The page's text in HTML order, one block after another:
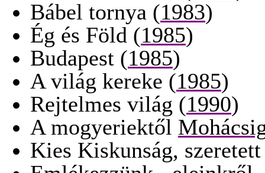
Bábel tornya (1983)
Ég és Föld (1985)
Budapest (1985)
A világ kereke (1985)
Rejtelmes világ (1990)
A mogyeriektől
Kies Kiskunság,